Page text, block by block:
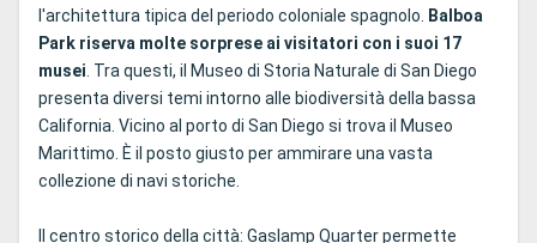
l'architettura tipica del periodo coloniale spagnolo. Balboa
Park riserva molte sorprese ai visitatori con i suoi 17
musei. Tra questi, il Museo di Storia Naturale di San Diego
presenta diversi temi intorno alle biodiversità della bassa
California. Vicino al porto di San Diego si trova il Museo
Marittimo. È il posto giusto per ammirare una vasta
collezione di navi storiche.
Il centro storico della città: Gaslamp Quarter permette